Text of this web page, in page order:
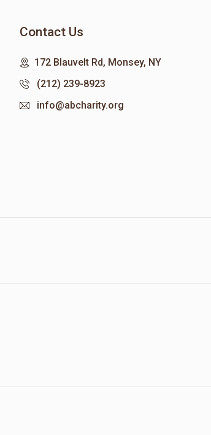
Contact Us
172 Blauvelt Rd, Monsey, NY
(212) 239-8923
info@abcharity.org